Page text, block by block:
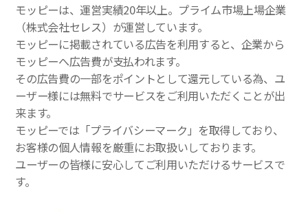
モッピーは、運営実績20年以上。プライム市場上場企業
（株式会社セレス）が運営しています。
モッピーに掲載されている広告を利用すると、企業から
モッピーへ広告費が支払われます。
その広告費の一部をポイントとして還元している為、ユ
ーザー様には無料でサービスをご利用いただくことが出
来ます。
モッピーでは「プライバシーマーク」を取得しており、
お客様の個人情報を厳重にお取扱いしております。
ユーザーの皆様に安心してご利用いただけるサービスで
す。